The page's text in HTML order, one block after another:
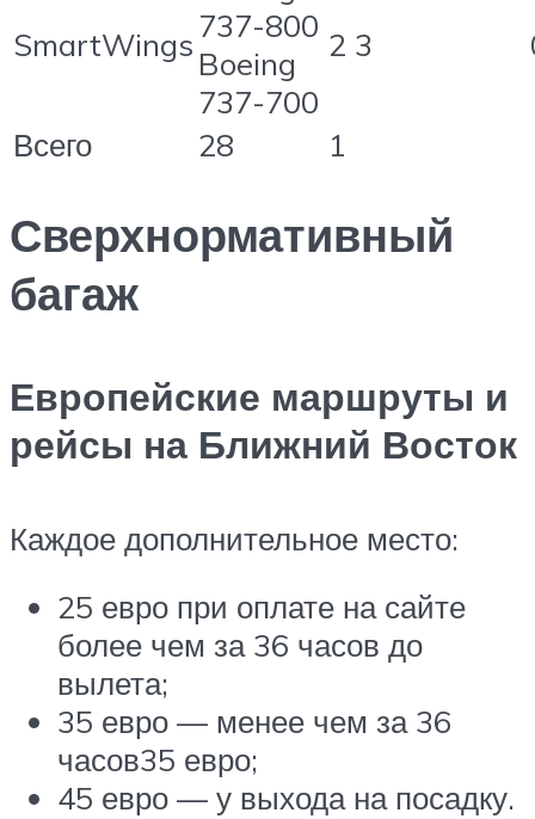
SmartWings 737-800
Boeing
737-700
2 3
Всего 28 1
Сверхнормативный
багаж
Европейские маршруты и
рейсы на Ближний Восток
Каждое дополнительное место:
25 евро при оплате на сайте
более чем за 36 часов до
вылета;
35 евро — менее чем за 36
часов35 евро;
45 евро — у выхода на посадку.